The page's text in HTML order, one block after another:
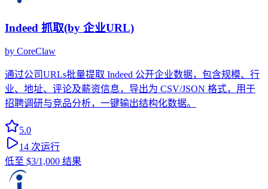
Indeed 抓取(by 企业URL)
by CoreClaw
通过公司URLs批量提取 Indeed 公开企业数据，包含规模、行
业、地址、评论及薪资信息，导出为 CSV/JSON 格式，用于
招聘调研与竞品分析，一键输出结构化数据。
5.0
14 次运行
低至 $3/1,000 结果